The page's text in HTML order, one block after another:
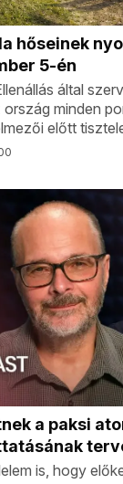
hőseinek
5-én
által
minden
előtt
a paksi
is, hogy